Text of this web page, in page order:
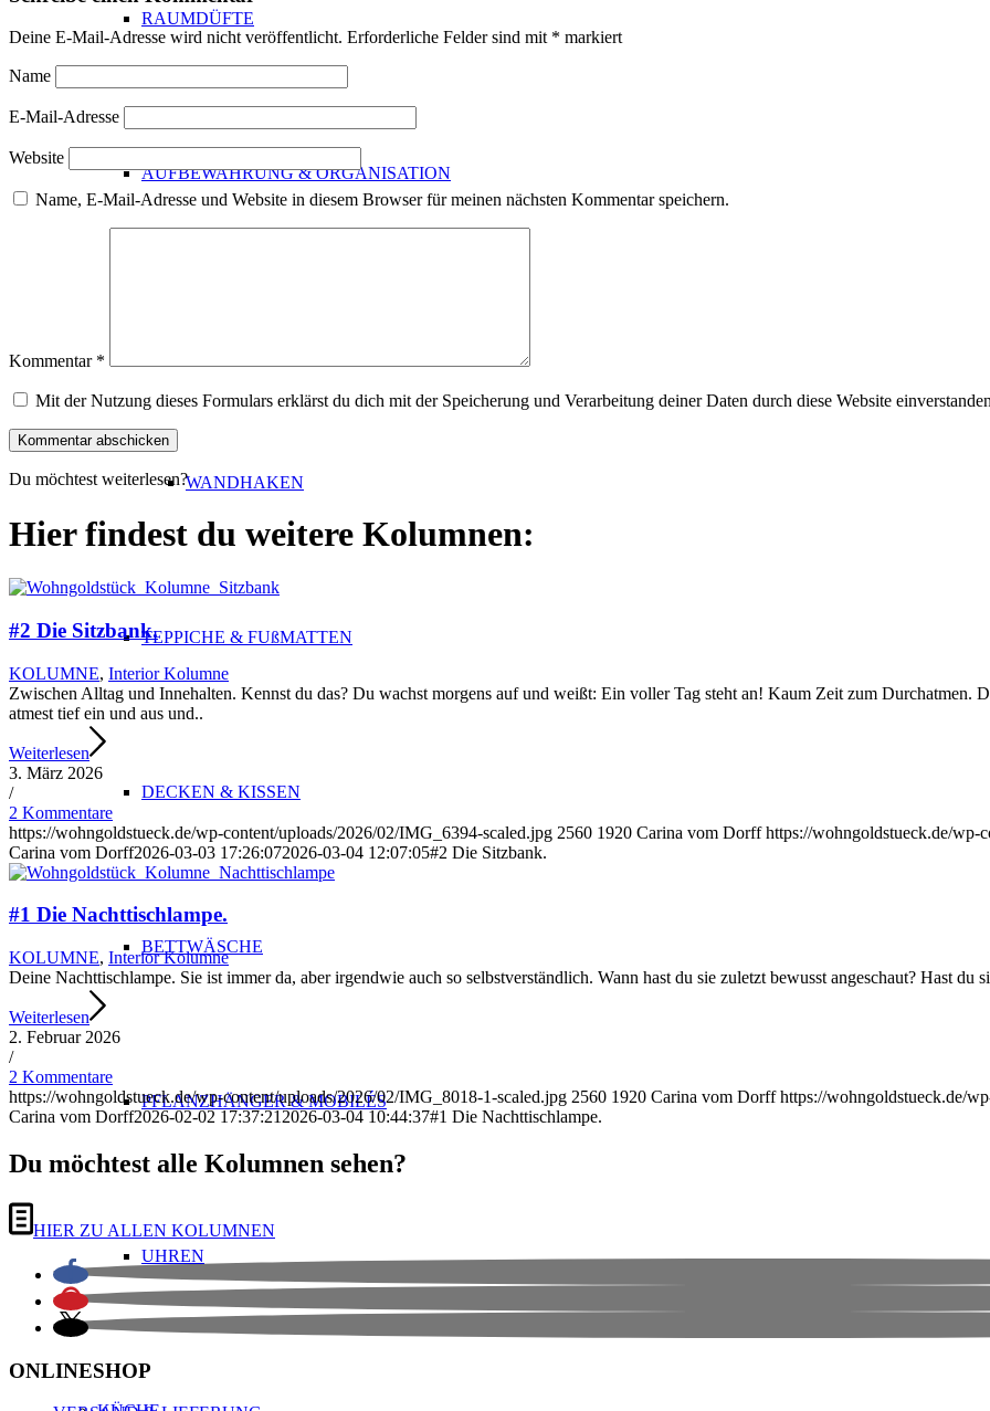
RAUMDÜFTE
AUFBEWAHRUNG & ORGANISATION
WANDHAKEN
TEPPICHE & FUßMATTEN
DECKEN & KISSEN
BETTWÄSCHE
PFLANZHÄNGER & MOBILÉS
UHREN
Deine E-Mail-Adresse wird nicht veröffentlicht. Erforderliche Felder sind mit * markiert
Name
E-Mail-Adresse
Website
Name, E-Mail-Adresse und Website in diesem Browser für meinen nächsten Kommentar speichern.
Kommentar *
Mit der Nutzung dieses Formulars erklärst du dich mit der Speicherung und Verarbeitung deiner Daten durch diese Website
Du möchtest weiterlesen?
Hier findest du weitere Kolumnen:
#2 Die Sitzbank.
KOLUMNE, Interior Kolumne
Zwischen Alltag und Innehalten. Kennst du das? Du wachst morgens auf und weißt: Ein voller Tag steht an! Kaum Zeit zum Durchatmen.
atmest tief ein und aus und..
Weiterlesen
3. März 2026
/
2 Kommentare
https://wohngoldstueck.de/wp-content/uploads/2026/02/IMG_6394-scaled.jpg 2560 1920 Carina vom Dorff https://wohngoldstueck.de/wp-
Carina vom Dorff2026-03-03 17:26:072026-03-04 12:07:05#2 Die Sitzbank.
#1 Die Nachttischlampe.
KOLUMNE, Interior Kolumne
Deine Nachttischlampe. Sie ist immer da, aber irgendwie auch so selbstverständlich. Wann hast du sie zuletzt bewusst angeschaut? Hast du
Weiterlesen
2. Februar 2026
/
2 Kommentare
https://wohngoldstueck.de/wp-content/uploads/2026/02/IMG_8018-1-scaled.jpg 2560 1920 Carina vom Dorff https://wohngoldstueck.de/
Carina vom Dorff2026-02-02 17:37:21 2026-03-04 10:44:37#1 Die Nachttischlampe.
Du möchtest alle Kolumnen sehen?
HIER ZU ALLEN KOLUMNEN
ONLINESHOP